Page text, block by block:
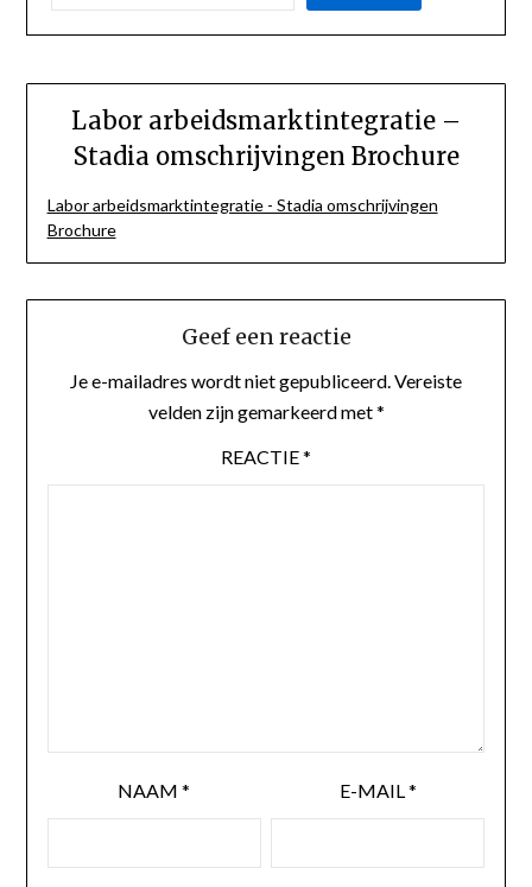
Labor arbeidsmarktintegratie –
Stadia omschrijvingen Brochure
Labor arbeidsmarktintegratie - Stadia omschrijvingen
Brochure
Geef een reactie
Je e-mailadres wordt niet gepubliceerd. Vereiste
velden zijn gemarkeerd met*
REACTIE*
NAAM* E-MAIL *